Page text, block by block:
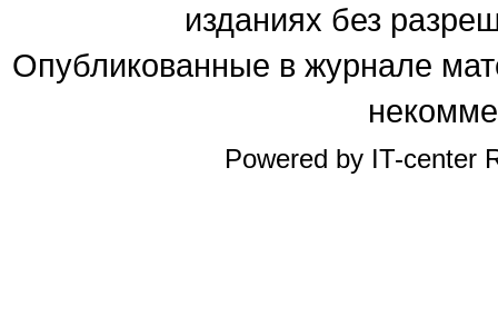
изданиях без
Опубликованные в журнале
Powered by IT-center